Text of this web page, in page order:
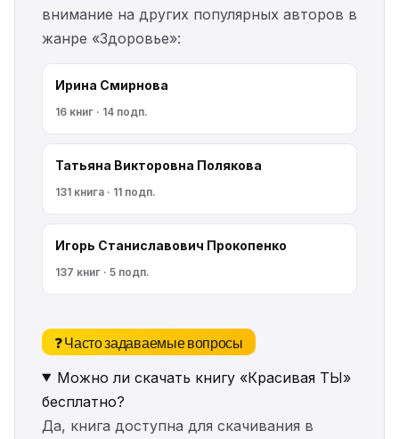
внимание на других популярных авторов в
жанре «Здоровье»:
Ирина Смирнова
16 книг · 14 подп.
Татьяна Викторовна Полякова
131 книга · 11 подп.
Игорь Станиславович Прокопенко
137 книг · 5 подп.
❓ Часто задаваемые вопросы
Можно ли скачать книгу «Красивая ТЫ»
бесплатно?
Да, книга доступна для скачивания в